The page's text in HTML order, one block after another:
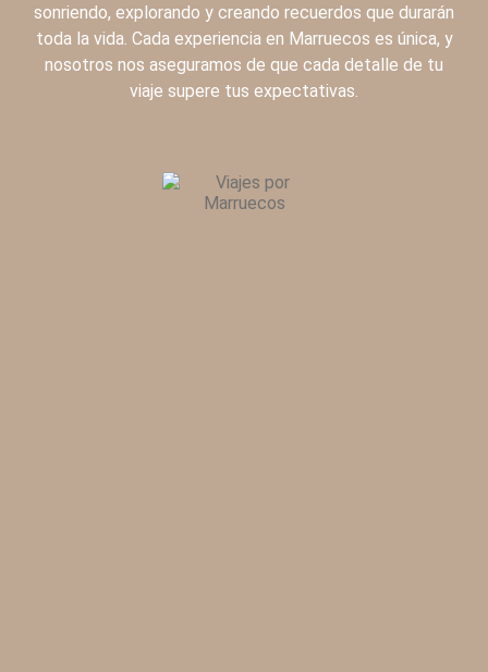
sonriendo, explorando y creando recuerdos que durarán
toda la vida. Cada experiencia en Marruecos es única, y
nosotros nos aseguramos de que cada detalle de tu
viaje supere tus expectativas.